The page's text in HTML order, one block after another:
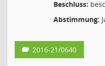
Beschluss:
Abstimmung:
2016-21/0640